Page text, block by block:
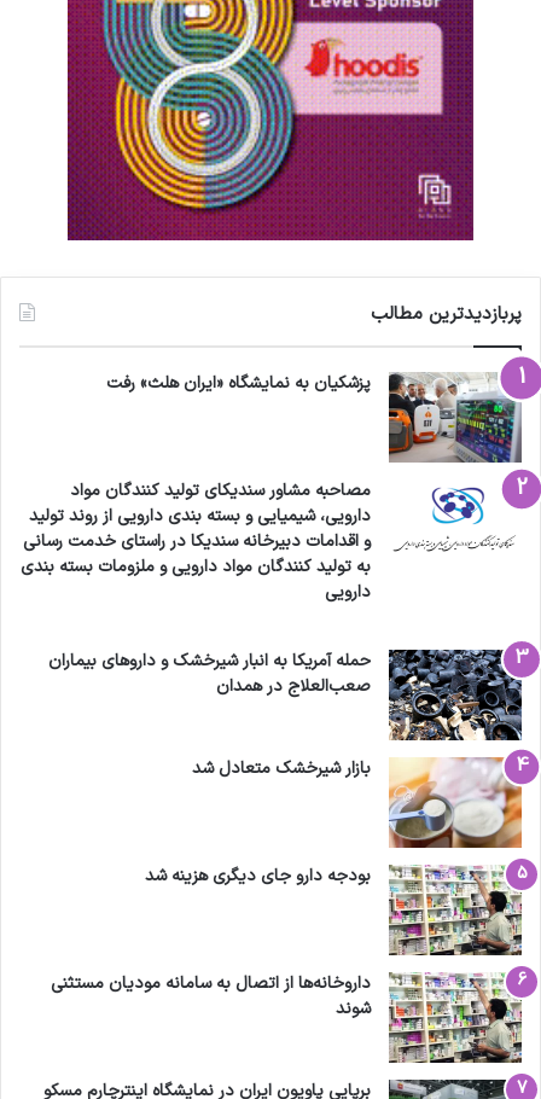
پربازدیدترین مطالب
پزشکیان به نمایشگاه «ایران هلث» رفت
مصاحبه مشاور سندیکای تولید کنندگان مواد
دارویی، شیمیایی و بسته بندی دارویی از روند تولید
و اقدامات دبیرخانه سندیکا در راستای خدمت رسانی
به تولید کنندگان مواد دارویی و ملزومات بسته بندی
دارویی
حمله آمریکا به انبار شیرخشک و داروهای بیماران
صعب‌العلاج در همدان
بازار شیرخشک متعادل شد
بودجه دارو جای دیگری هزینه شد
داروخانه‌ها از اتصال به سامانه مودیان مستثنی
شوند
برپایی پاویون ایران در نمایشگاه اینترچارم مسکو